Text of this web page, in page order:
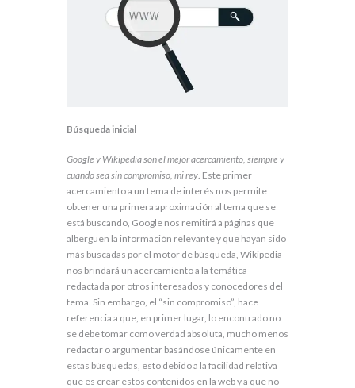
Búsqueda inicial
Google y Wikipedia son el mejor acercamiento, siempre y
cuando sea sin compromiso, mi rey . Este primer
acercamiento a un tema de interés nos permite
obtener una primera aproximación al tema que se
está buscando, Google nos remitirá a páginas que
alberguen la información relevante y que hayan sido
más buscadas por el motor de búsqueda, Wikipedia
nos brindará un acercamiento a la temática
redactada por otros interesados y conocedores del
tema. Sin embargo, el “sin compromiso”, hace
referencia a que, en primer lugar, lo encontrado no
se debe tomar como verdad absoluta, mucho menos
redactar o argumentar basándose únicamente en
estas búsquedas, esto debido a la facilidad relativa
que es crear estos contenidos en la web y a que no